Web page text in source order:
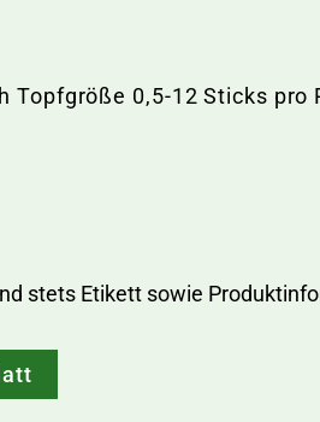
Topfgröße 0,5-12 Sticks pro
stets Etikett sowie